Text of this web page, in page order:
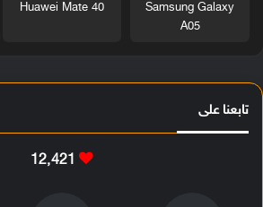
Samsung Galaxy
A05
Huawei Mate 40
تابعنا على
12٬421